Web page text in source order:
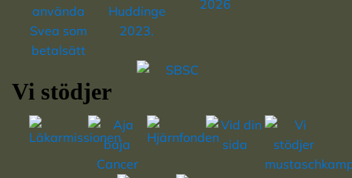
Vi stödjer